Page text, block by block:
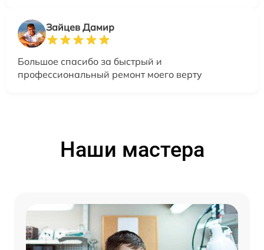
Зайцев Дамир
Большое спасибо за быстрый и
профессиональный ремонт моего верту
Наши мастера